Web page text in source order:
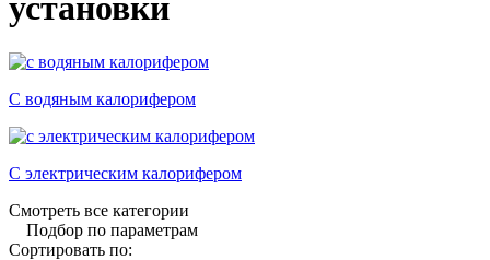
установки
С водяным калорифером
С электрическим калорифером
Смотреть все категории
Подбор по параметрам
Сортировать по: